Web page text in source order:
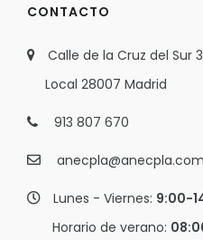
CONTACTO
Calle de la Cruz del Sur
Local 28007 Madrid
913 807 670
anecpla@anecpla.com
Lunes - Viernes: 9:00-
Horario de verano: